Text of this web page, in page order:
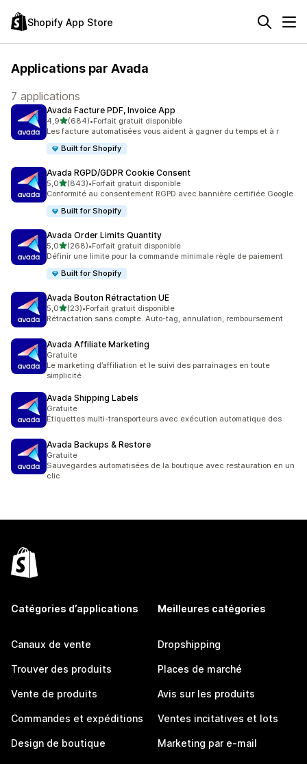
Shopify App Store
Applications par Avada
7 applications
Avada Facture PDF, Invoice App
4,9étoile(s) sur 5
(684)
684 avis au total
•Forfait gratuit disponible
Les facture automatisées vous aident à gagner du temps et à r
Built for Shopify
Avada RGPD/GDPR Cookie Consent
5,0étoile(s) sur 5
(843)
843 avis au total
•Forfait gratuit disponible
Conformité au consentement RGPD avec bannière certifiée Google
Built for Shopify
Avada Order Limits Quantity
5,0étoile(s) sur 5
(268)
268 avis au total
•Forfait gratuit disponible
Définir une limite pour la commande minimale règle de paiement
Built for Shopify
Avada Bouton Rétractation UE
5,0étoile(s) sur 5
(23)
23 avis au total
•Forfait gratuit disponible
Rétractation sans compte. Auto-tag, annulation, remboursement
Avada Affiliate Marketing
Gratuite
Le marketing d’affiliation et le suivi des parrainages en toute
simplicité
Avada Shipping Labels
Gratuite
Étiquettes multi-transporteurs avec exécution automatique des
Avada Backups & Restore
Gratuite
Sauvegardes automatisées de la boutique avec restauration en un
clic
Catégories d’applications
Canaux de vente
Trouver des produits
Vente de produits
Commandes et expéditions
Design de boutique
Meilleures catégories
Dropshipping
Places de marché
Avis sur les produits
Ventes incitatives et lots
Marketing par e-mail